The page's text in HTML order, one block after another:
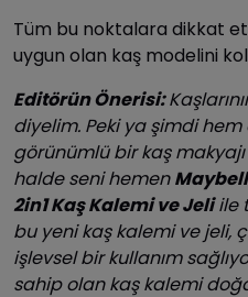
Tüm bu noktalara dikkat
uygun olan kaş modelini
Editörün Önerisi:
diyelim. Peki ya şimdi
görünümlü bir kaş
halde seni hemen
2in1 Kaş Kalemi ve Jeliile
bu yeni kaş kalemi ve jeli,
işlevsel bir kullanım
sahip olan kaş kalemi